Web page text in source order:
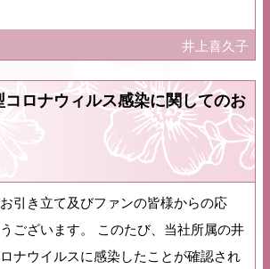
井上喜久子
ロナウィルス感染に関してのお
引き立て及びファンの皆様からの応
ございます。 このたび、当社所属の井
ナウイルスに感染したことが確認され